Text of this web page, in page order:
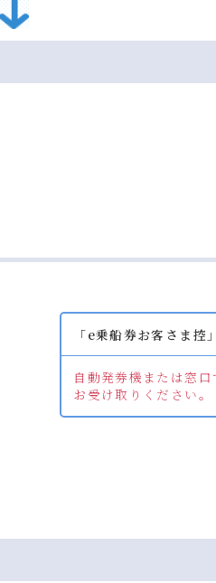
「e乗船券お客さま控
自動発券機または窓
お受け取りください。